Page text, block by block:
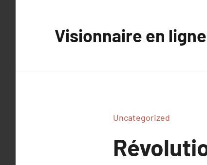
Visionnaire en ligne
Uncategorized